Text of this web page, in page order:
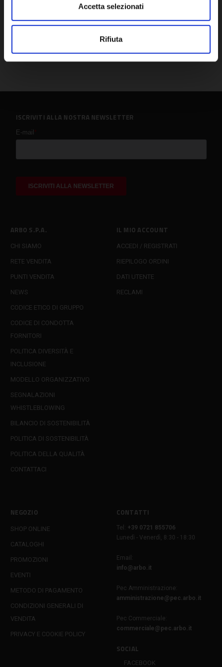
Accetta selezionati
Rifiuta
ARBO S.P.A.
CHI SIAMO
RETE VENDITA
PUNTI VENDITA
NEWS
CODICE ETICO DI GRUPPO
CODICE DI CONDOTTA
FORNITORI
POLITICA DIVERSITÀ E
INCLUSIONE
MODELLO ORGANIZZATIVO
SEGNALAZIONI
WHISTLEBLOWING
BILANCIO DI SOSTENIBILITÀ
POLITICA DI SOSTENIBILITÀ
POLITICA DELLA QUALITÀ
CONTATTACI
IL MIO ACCOUNT
ACCEDI / REGISTRATI
RIEPILOGO ORDINI
DATI UTENTE
RECLAMI
NEGOZIO
SHOP ONLINE
CATALOGHI
PROMOZIONI
EVENTI
METODO DI PAGAMENTO
CONDIZIONI GENERALI DI
VENDITA
PRIVACY E COOKIE POLICY
CONTATTI
Tel:
+39 0721 855706
Lunedì - Venerdì, 8:30 - 18:30
Email:
info@arbo.it
Pec Amministrazione:
amministrazione@pec.arbo.it
Pec Commerciale:
commerciale@pec.arbo.it
SOCIAL
FACEBOOK
ISCRIVITI ALLA NOSTRA NEWSLETTER